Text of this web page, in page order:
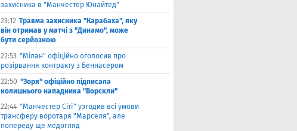
захисника в "Манчестер Юнайтед"
23:12 Травма захисника "Карабаха", яку
він отримав у матчі з "Динамо", може
бути серйозною
22:53 "Мілан" офіційно оголосив про
розірвання контракту з Беннасером
22:50 "Зоря" офіційно підписала
колишнього нападника "Ворскли"
22:44 "Манчестер Сіті" узгодив всі умови
трансферу воротаря "Марселя", але
попереду ще медогляд